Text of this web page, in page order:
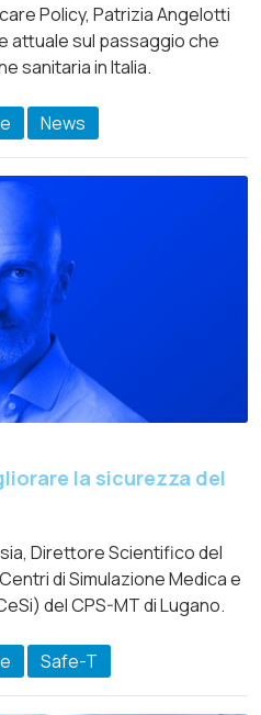
Policy, Patrizia Angelotti
attuale sul passaggio che
sanitaria in Italia.
News
la sicurezza del
Direttore Scientifico del
di Simulazione Medica e
del CPS-MT di Lugano.
Safe-T